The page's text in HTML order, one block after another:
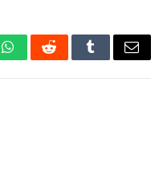
WhatsAppRedditTumblrEmail